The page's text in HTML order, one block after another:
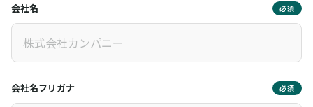
会社名 必須
会社名フリガナ 必須